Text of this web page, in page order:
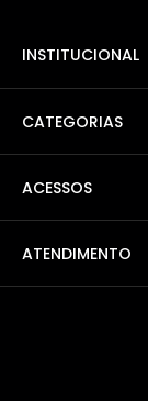
INSTITUCIONAL
CATEGORIAS
ACESSOS
ATENDIMENTO